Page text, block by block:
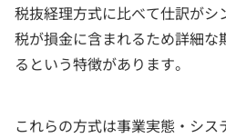
税抜経理方式に比べて仕訳が
税が損金に含まれるため詳細
るという特徴があります。
これらの方式は事業実態・シ